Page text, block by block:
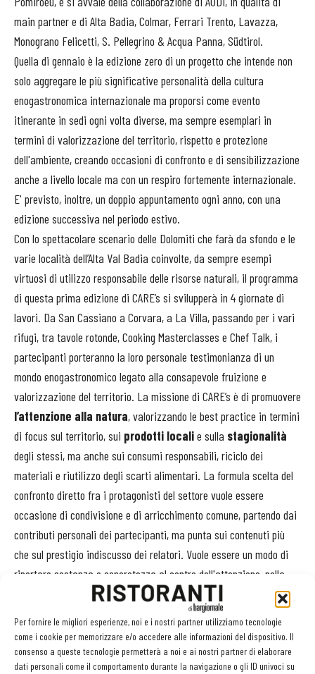
Per fornire le migliori esperienze, noi e i nostri partner utilizziamo tecnologie
come i cookie per memorizzare e/o accedere alle informazioni del dispositivo. Il
consenso a queste tecnologie permetterà a noi e ai nostri partner di elaborare
dati personali come il comportamento durante la navigazione o gli ID univoci su
main partner e di Alta Badia, Colmar, Ferrari Trento, Lavazza,
Monograno Felicetti, S. Pellegrino & Acqua Panna, Südtirol​.
Quella di gennaio è la edizione zero di un progetto che intende non
solo aggregare le più significative personalità della cultura
enogastronomica internazionale ma proporsi come evento
itinerante ​in sedi ogni volta diverse, ma sempre esemplari in
termini di valorizzazione del territorio, rispetto e protezione
dell'ambiente​, creando occasioni di confronto e di sensibilizzazione
anche a livello locale ​ma con un respiro fortemente internazionale.
E' previsto, inoltre, un doppio appuntamento ogni anno​, con una
edizione successiva nel periodo estivo.
Con lo spettacolare scenario delle Dolomiti che farà da sfondo e le
varie località dell’Alta Val Badia coinvolte, da sempre esempi
virtuosi di utilizzo responsabile delle risorse naturali​, il programma
di questa prima edizione di CARE’s si svilupperà in 4 giornate di
lavori​. Da San Cassiano a Corvara, a La Villa, passando per i vari
rifugi, tra tavole rotonde, Cooking Masterclasses e Chef Talk, i
partecipanti porteranno la loro personale testimonianza di un
mondo enogastronomico legato alla consapevole fruizione e
valorizzazione del territorio. La missione di CARE’s è di promuovere
l’attenzione alla natura​, valorizzando le best practice in termini
di focus sul territorio, sui prodotti localie sulla stagionalità
degli stessi, ma anche sui consumi responsabili, riciclo dei
materiali e riutilizzo degli scarti alimentari​. La formula scelta del
confronto diretto fra i protagonisti del settore vuole essere
occasione di condivisione e di arricchimento comune, partendo dai
contributi personali dei partecipanti, ma punta sui contenuti più
che sul prestigio indiscusso dei relatori. Vuole essere un modo di
riportare sostanza e concretezza al centro dell'attenzione, nella
consapevolezza che la cultura​, a tutti i livelli, è contagiosa e può
innescare meccanismi virtuosi tali da modificare comportamenti e
qualità della vita. Particolare attenzione sarà dedicata
all’educazione delle nuove generazioni​, con programmi dedicati ai